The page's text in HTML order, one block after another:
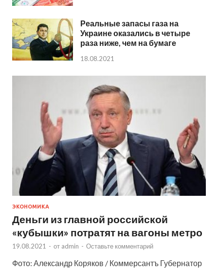
Реальные запасы газа на
Украине оказались в четыре
раза ниже, чем на бумаге
18.08.2021
ЭКОНОМИКА
Деньги из главной российской
«кубышки» потратят на вагоны метро
19.08.2021 - от admin - Оставьте комментарий
Фото: Александр Коряков / Коммерсантъ Губернатор